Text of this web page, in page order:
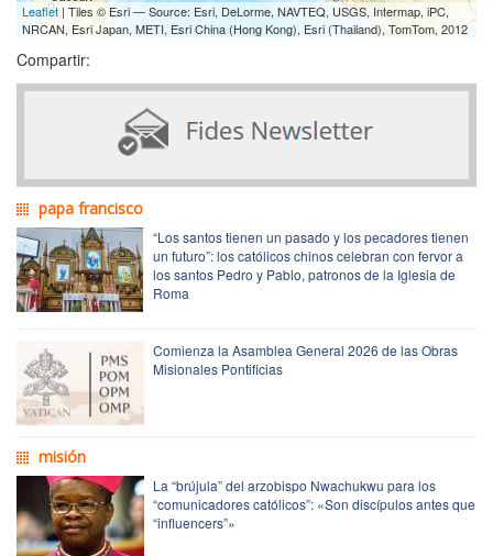
Leaflet | Tiles © Esri — Source: Esri, DeLorme, NAVTEQ, USGS, Intermap, iPC,
NRCAN, Esri Japan, METI, Esri China (Hong Kong), Esri (Thailand), TomTom, 2012
Compartir:
papa francisco
“Los santos tienen un pasado y los pecadores tienen
un futuro”: los católicos chinos celebran con fervor a
los santos Pedro y Pablo, patronos de la Iglesia de
Roma
Comienza la Asamblea General 2026 de las Obras
Misionales Pontificias
misión
La “brújula” del arzobispo Nwachukwu para los
“comunicadores católicos”: «Son discípulos antes que
“influencers”»